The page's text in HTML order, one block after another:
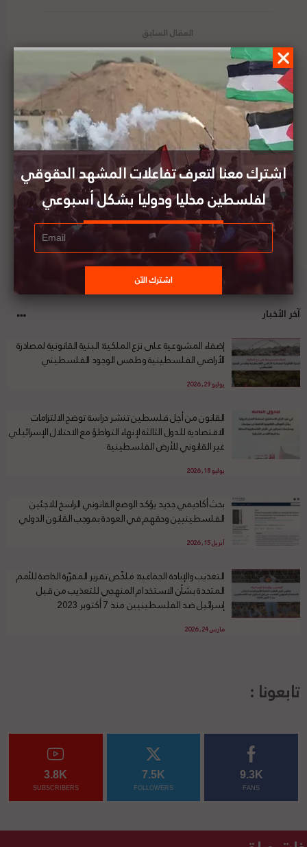
تقرير المشهد الحقوقي لفلسطين | العدد (57) | 31
سعيد أبو علي: قرار الجنائية الدولية جاء في سياق
مسيرة طويلة لتحقيق العدالة
آخر الأخبار
إضفاء المشروعية على نزع الملكية: البنية القانونية لمصادرة
الأراضي الفلسطينية وطمس الوجود الفلسطيني
يوليو 29, 2026
القانون من أجل فلسطين تنشر دراسة توضح الالتزامات
الاقتصادية للدول الثالثة لإنهاء التواطؤ مع الاحتلال الإسرائيلي
غير القانوني للأرض الفلسطينية
يوليو 18, 2026
بحث أكاديمي جديد يؤكد الوضع القانوني الراسخ للاجئين
الفلسطينيين وحقهم في العودة بموجب القانون الدولي
أبريل 15, 2026
التعذيب والإبادة الجماعية: ملخّص تقرير المقرّرة الخاصة للأمم
المتحدة بشأن الاستخدام المنهجي للتعذيب من قبل
إسرائيل ضد الفلسطينيين منذ 7 أكتوبر 2023
مارس 24, 2026
تابعونا :
9.3K
FANS
7.5K
FOLLOWERS
3.8K
SUBSCRIBERS
اشترك معنا لتعرف تفاعلات المشهد الحقوقي
لفلسطين محليا ودوليا بشكل أسبوعي